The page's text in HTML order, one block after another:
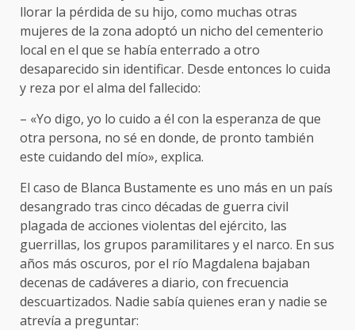
llorar la pérdida de su hijo, como muchas otras
mujeres de la zona adoptó un nicho del cementerio
local en el que se había enterrado a otro
desaparecido sin identificar. Desde entonces lo cuida
y reza por el alma del fallecido:
– «Yo digo, yo lo cuido a él con la esperanza de que
otra persona, no sé en donde, de pronto también
este cuidando del mío», explica.
El caso de Blanca Bustamente es uno más en un país
desangrado tras cinco décadas de guerra civil
plagada de acciones violentas del ejército, las
guerrillas, los grupos paramilitares y el narco. En sus
años más oscuros, por el río Magdalena bajaban
decenas de cadáveres a diario, con frecuencia
descuartizados. Nadie sabía quienes eran y nadie se
atrevía a preguntar: